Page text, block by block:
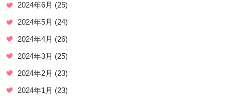
2024年6月 (25)
2024年5月 (24)
2024年4月 (26)
2024年3月 (25)
2024年2月 (23)
2024年1月 (23)